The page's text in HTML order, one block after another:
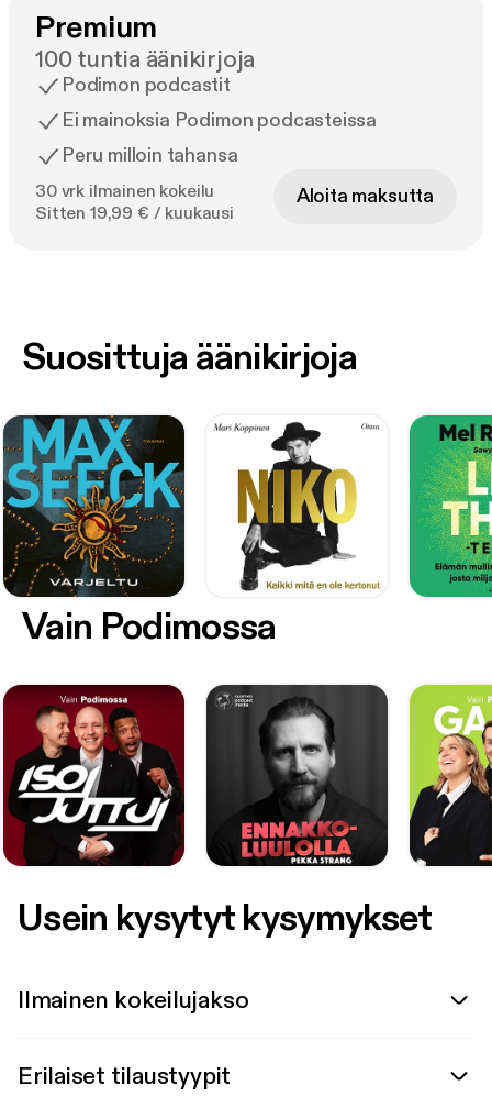
Premium
100 tuntia äänikirjoja
Podimon podcastit
Ei mainoksia Podimon podcasteissa
Peru milloin tahansa
30 vrk ilmainen kokeilu
Sitten 19,99 € / kuukausi
Aloita maksutta
Vain Podimossa
Suosittuja äänikirjoja
Usein kysytyt kysymykset
Ilmainen kokeilujakso
Erilaiset tilaustyypit